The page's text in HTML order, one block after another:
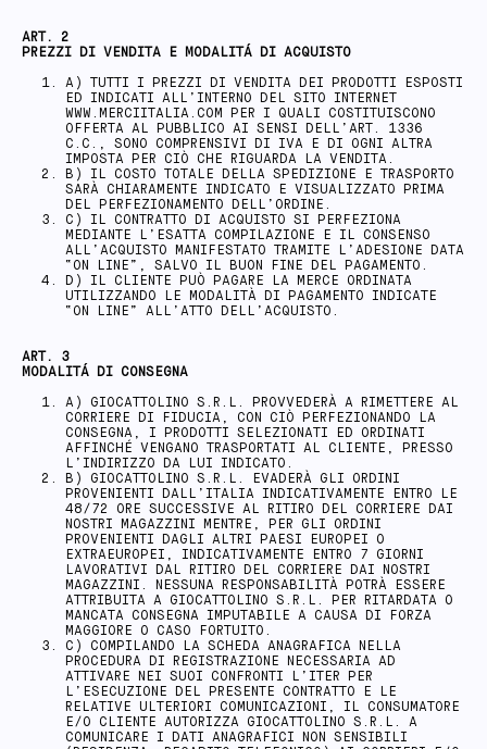
ART. 2
PREZZI DI VENDITA E MODALITÁ DI ACQUISTO
A) TUTTI I PREZZI DI VENDITA DEI PRODOTTI ESPOSTI
ED INDICATI ALL’INTERNO DEL SITO INTERNET
WWW.MERCIITALIA.COM PER I QUALI COSTITUISCONO
OFFERTA AL PUBBLICO AI SENSI DELL’ART. 1336
C.C., SONO COMPRENSIVI DI IVA E DI OGNI ALTRA
IMPOSTA PER CIÒ CHE RIGUARDA LA VENDITA.
B) IL COSTO TOTALE DELLA SPEDIZIONE E TRASPORTO
SARÀ CHIARAMENTE INDICATO E VISUALIZZATO PRIMA
DEL PERFEZIONAMENTO DELL’ORDINE.
C) IL CONTRATTO DI ACQUISTO SI PERFEZIONA
MEDIANTE L’ESATTA COMPILAZIONE E IL CONSENSO
ALL’ACQUISTO MANIFESTATO TRAMITE L’ADESIONE DATA
“ON LINE”, SALVO IL BUON FINE DEL PAGAMENTO.
D) IL CLIENTE PUÒ PAGARE LA MERCE ORDINATA
UTILIZZANDO LE MODALITÀ DI PAGAMENTO INDICATE
“ON LINE” ALL’ATTO DELL’ACQUISTO.
ART. 3
MODALITÁ DI CONSEGNA
A) GIOCATTOLINO S.R.L. PROVVEDERÀ A RIMETTERE AL
CORRIERE DI FIDUCIA, CON CIÒ PERFEZIONANDO LA
CONSEGNA, I PRODOTTI SELEZIONATI ED ORDINATI
AFFINCHÉ VENGANO TRASPORTATI AL CLIENTE, PRESSO
L’INDIRIZZO DA LUI INDICATO.
B) GIOCATTOLINO S.R.L. EVADERÀ GLI ORDINI
PROVENIENTI DALL’ITALIA INDICATIVAMENTE ENTRO LE
48/72 ORE SUCCESSIVE AL RITIRO DEL CORRIERE DAI
NOSTRI MAGAZZINI MENTRE, PER GLI ORDINI
PROVENIENTI DAGLI ALTRI PAESI EUROPEI O
EXTRAEUROPEI, INDICATIVAMENTE ENTRO 7 GIORNI
LAVORATIVI DAL RITIRO DEL CORRIERE DAI NOSTRI
MAGAZZINI. NESSUNA RESPONSABILITÀ POTRÀ ESSERE
ATTRIBUITA A GIOCATTOLINO S.R.L. PER RITARDATA O
MANCATA CONSEGNA IMPUTABILE A CAUSA DI FORZA
MAGGIORE O CASO FORTUITO.
C) COMPILANDO LA SCHEDA ANAGRAFICA NELLA
PROCEDURA DI REGISTRAZIONE NECESSARIA AD
ATTIVARE NEI SUOI CONFRONTI L’ITER PER
L’ESECUZIONE DEL PRESENTE CONTRATTO E LE
RELATIVE ULTERIORI COMUNICAZIONI, IL CONSUMATORE
E/O CLIENTE AUTORIZZA GIOCATTOLINO S.R.L. A
COMUNICARE I DATI ANAGRAFICI NON SENSIBILI